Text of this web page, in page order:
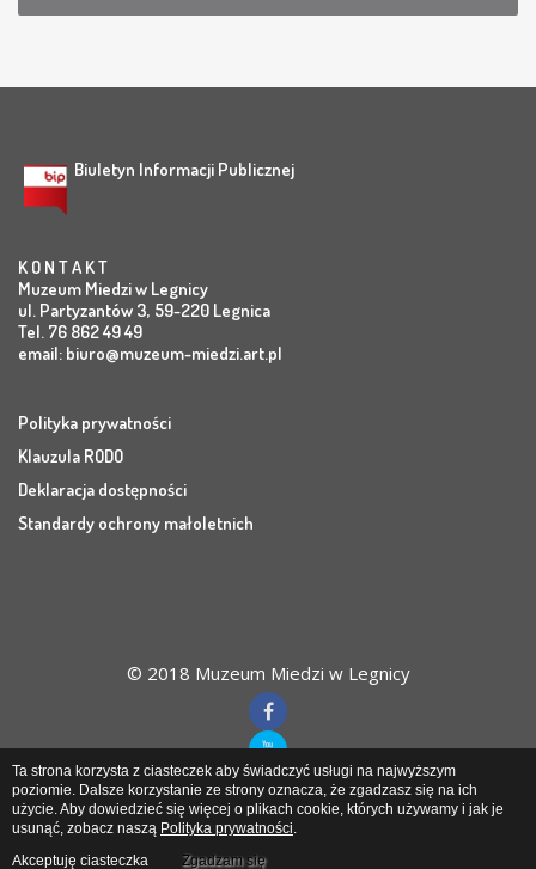
Biuletyn Informacji Publicznej
K O N T A K T
Muzeum Miedzi w Legnicy
ul. Partyzantów 3, 59-220 Legnica
Tel. 76 862 49 49
email: biuro@muzeum-miedzi.art.pl
Polityka prywatności
Klauzula RODO
Deklaracja dostępności
Standardy ochrony małoletnich
© 2018 Muzeum Miedzi w Legnicy
Muzeum Miedziw Legnicy
Ta strona korzysta z ciasteczek aby świadczyć usługi na najwyższym
poziomie. Dalsze korzystanie ze strony oznacza, że zgadzasz się na ich
użycie. Aby dowiedzieć się więcej o plikach cookie, których używamy i jak je
usunąć, zobacz naszą Polityka prywatności.
Akceptuję ciasteczka
Zgadzam się